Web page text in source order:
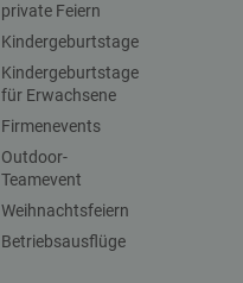
private Feiern
Kindergeburtstage
Kindergeburtstage
für Erwachsene
Firmenevents
Outdoor-
Teamevent
Weihnachtsfeiern
Betriebsausflüge